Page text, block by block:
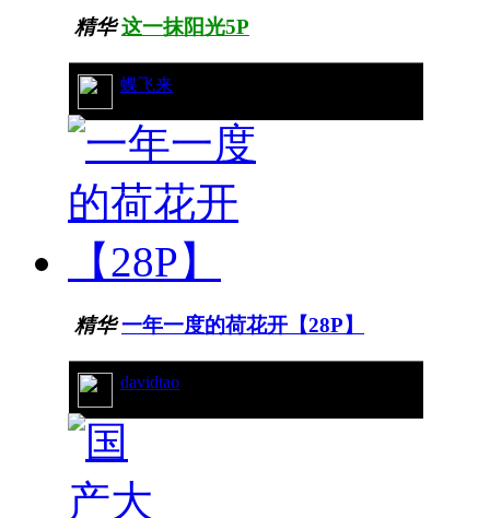
精华 这一抹阳光5P
蝶飞来
精华 一年一度的荷花开【28P】
davidtao